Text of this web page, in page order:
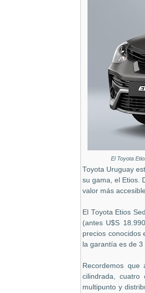
El Toyota
Toyota Uruguay
su gama, el Etios.
valor más
El Toyota Etios
(antes U$S
precios conocidos
la garantía es de
Recordemos
cilindrada,
multipunto y